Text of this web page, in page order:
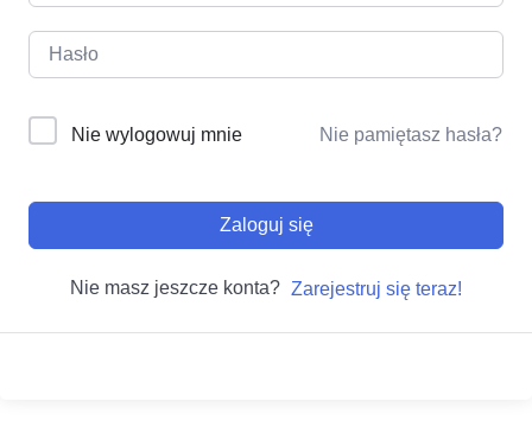
Nie wylogowuj mnie Nie pamiętasz hasła?
Zaloguj się
Nie masz jeszcze konta? Zarejestruj się teraz!